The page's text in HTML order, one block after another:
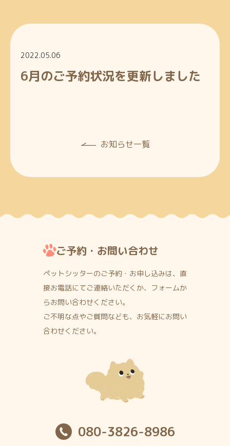
2022.05.06
6月のご予約状況を更新しました
お知らせ一覧
ご予約・お問い合わせ
ペットシッターのご予約・お申し込みは、直
接お電話にてご連絡いただくか、フォームか
らお問い合わせください。
ご不明な点やご質問なども、お気軽にお問い
合わせください。
080-3826-8986